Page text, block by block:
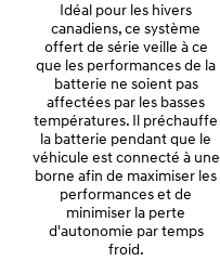
Idéal pour les hivers
canadiens, ce système
offert de série veille à ce
que les performances de la
batterie ne soient pas
affectées par les basses
températures. Il préchauffe
la batterie pendant que le
véhicule est connecté à une
borne afin de maximiser les
performances et de
minimiser la perte
d'autonomie par temps
froid.